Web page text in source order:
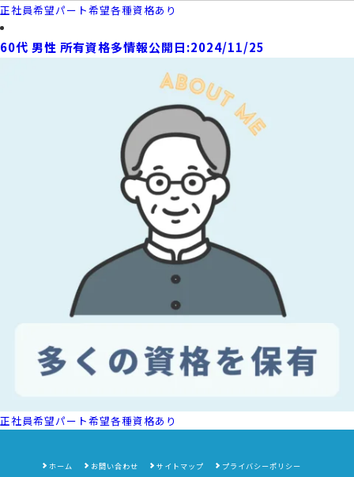
正社員希望パート希望各種資格あり
60代 男性 所有資格多情報公開日:2024/11/25
正社員希望パート希望各種資格あり
ホーム お問い合わせ サイトマップ プライバシーポリシー